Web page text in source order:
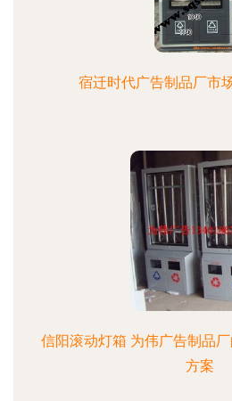
宿迁时代广告制品厂市
信阳滚动灯箱 为伟广告制品
方案